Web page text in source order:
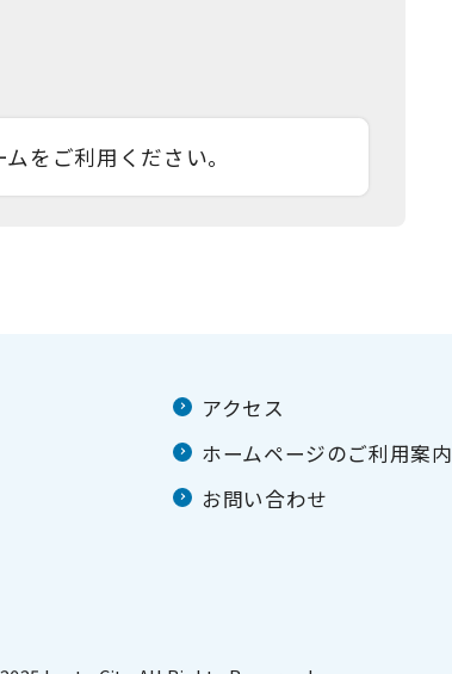
をご利用ください。
アクセス
ホームページのご利用案内
お問い合わせ